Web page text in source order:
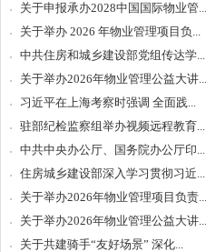
关于申报承办2028中国国际物业管...
关于举办 2026 年物业管理项目负...
中共住房和城乡建设部党组传达学...
关于举办2026年物业管理公益大讲...
习近平在上海考察时强调 全面践...
驻部纪检监察组举办视频远程教育...
中共中央办公厅、国务院办公厅印...
住房城乡建设部深入学习贯彻习近...
关于举办2026年物业管理项目负责...
关于举办2026年物业管理公益大讲...
关于共建骑手“友好场景” 深化...